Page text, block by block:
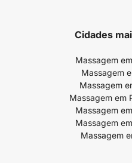
Cidades
Massagem
Massagem
Massagem
Massagem em
Massagem
Massagem
Massagem